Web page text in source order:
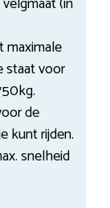
maximale
staat voor
de
kunt rijden.
snelheid